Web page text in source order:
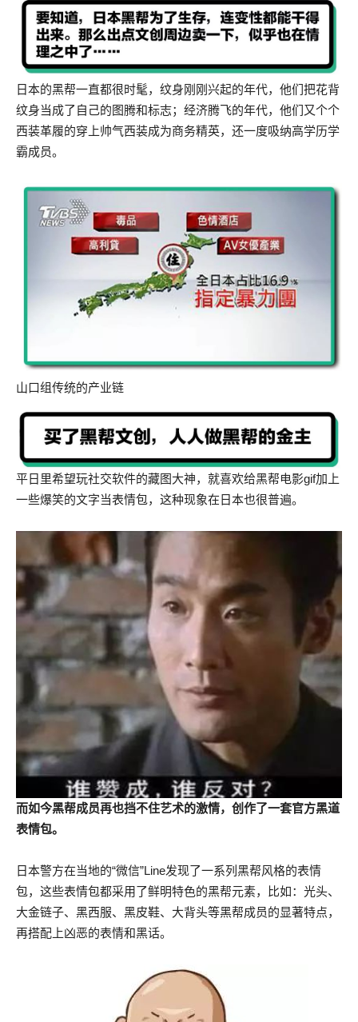
日本的黑帮一直都很时髦，纹身刚刚兴起的年代，他们把花背
纹身当成了自己的图腾和标志；经济腾飞的年代，他们又个个
西装革履的穿上帅气西装成为商务精英，还一度吸纳高学历学
霸成员。
山口组传统的产业链
平日里希望玩社交软件的藏图大神，就喜欢给黑帮电影gif加上
一些爆笑的文字当表情包，这种现象在日本也很普遍。
而如今黑帮成员再也挡不住艺术的激情，创作了一套官方黑道
表情包。
日本警方在当地的“微信”Line发现了一系列黑帮风格的表情
包，这些表情包都采用了鲜明特色的黑帮元素，比如：光头、
大金链子、黑西服、黑皮鞋、大背头等黑帮成员的显著特点，
再搭配上凶恶的表情和黑话。